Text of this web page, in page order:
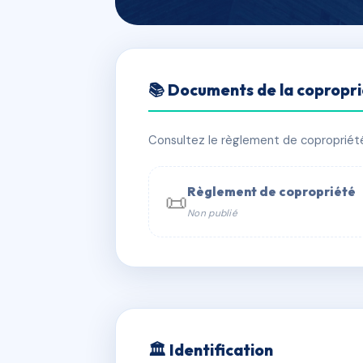
LOUIS
📍 103 r aime broustaut 33470
📞 Contacter Syndic Digital
📚 Documents de la
Consultez le règlement de
📜Règlement de copropriété
Non publié
🏛 Identification